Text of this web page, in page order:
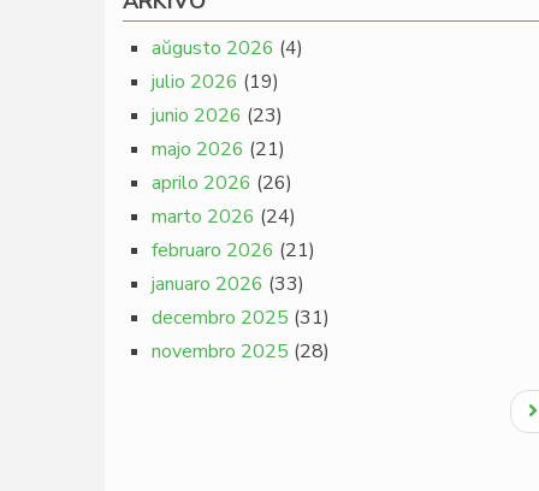
aŭgusto 2026 (4)
julio 2026 (19)
junio 2026 (23)
majo 2026 (21)
aprilo 2026 (26)
marto 2026 (24)
februaro 2026 (21)
januaro 2026 (33)
decembro 2025 (31)
novembro 2025 (28)